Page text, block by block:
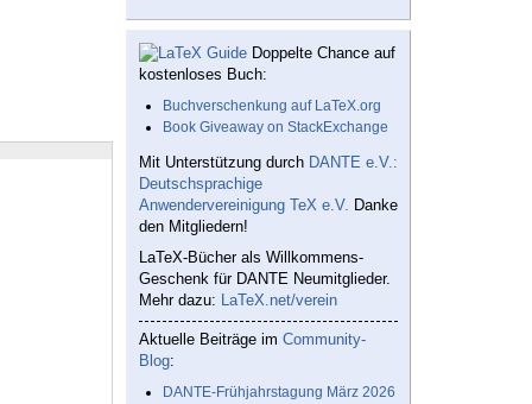
Doppelte Chance auf
kostenloses Buch:
Buchverschenkung auf LaTeX.org
Book Giveaway on StackExchange
Mit Unterstützung durch DANTE e.V.:
Deutschsprachige
Anwendervereinigung TeX e.V. Danke
den Mitgliedern!
LaTeX-Bücher als Willkommens-
Geschenk für DANTE Neumitglieder.
Mehr dazu: LaTeX.net/verein
Aktuelle Beiträge im Community-
Blog:
DANTE-Frühjahrstagung März 2026